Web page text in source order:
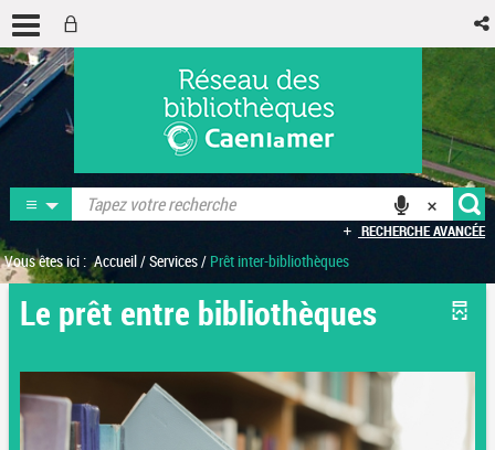
RECHERCHE AVANCÉE
Vous êtes ici : Accueil/Services/ Prêt inter-bibliothèques
Le prêt entre bibliothèques